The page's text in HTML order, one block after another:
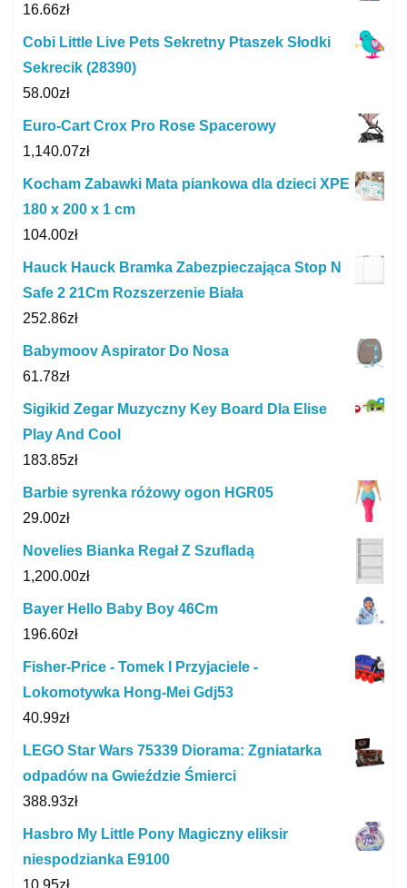
16.66zł
Cobi Little Live Pets Sekretny Ptaszek Słodki
Sekrecik (28390)
58.00zł
Euro-Cart Crox Pro Rose Spacerowy
1,140.07zł
Kocham Zabawki Mata piankowa dla dzieci XPE
180 x 200 x 1 cm
104.00zł
Hauck Hauck Bramka Zabezpieczająca Stop N
Safe 2 21Cm Rozszerzenie Biała
252.86zł
Babymoov Aspirator Do Nosa
61.78zł
Sigikid Zegar Muzyczny Key Board Dla Elise
Play And Cool
183.85zł
Barbie syrenka różowy ogon HGR05
29.00zł
Novelies Bianka Regał Z Szufladą
1,200.00zł
Bayer Hello Baby Boy 46Cm
196.60zł
Fisher-Price - Tomek I Przyjaciele -
Lokomotywka Hong-Mei Gdj53
40.99zł
LEGO Star Wars 75339 Diorama: Zgniatarka
odpadów na Gwieździe Śmierci
388.93zł
Hasbro My Little Pony Magiczny eliksir
niespodzianka E9100
10.95zł